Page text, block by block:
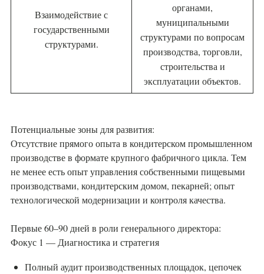
Взаимодействие с
государственными
структурами.
органами,
муниципальными
структурами по вопросам
производства, торговли,
строительства и
эксплуатации объектов.
Потенциальные зоны для развития:
Отсутствие прямого опыта в кондитерском промышленном
производстве в формате крупного фабричного цикла. Тем
не менее есть опыт управления собственными пищевыми
производствами, кондитерским домом, пекарней; опыт
технологической модернизации и контроля качества.
Первые 60–90 дней в роли генерального директора:
Фокус 1 — Диагностика и стратегия
Полный аудит производственных площадок, цепочек